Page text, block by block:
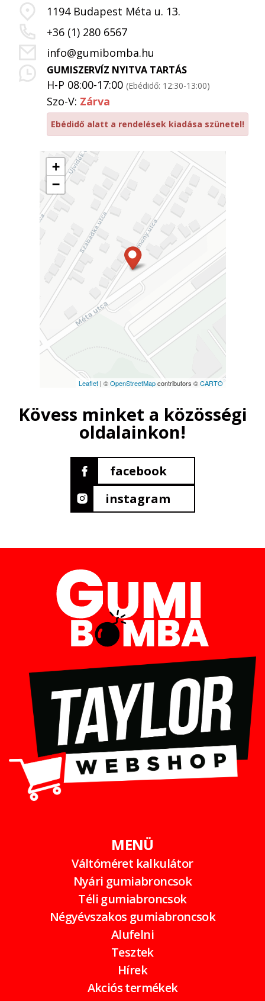
+
−
Leaflet| ©OpenStreetMapcontributors ©CARTO
1194 Budapest Méta u. 13.
+36 (1) 280 6567
info@gumibomba.hu
GUMISZERVÍZ NYITVA TARTÁS
H-P 08:00-17:00 (Ebédidő: 12:30-13:00)
Szo-V: Zárva
Ebédidő alatt a rendelések kiadása szünetel!
Kövess minket a közösségi
oldalainkon!
facebook
instagram
MENÜ
Váltóméret kalkulátor
Nyári gumiabroncsok
Téli gumiabroncsok
Négyévszakos gumiabroncsok
Alufelni
Tesztek
Hírek
Akciós termékek